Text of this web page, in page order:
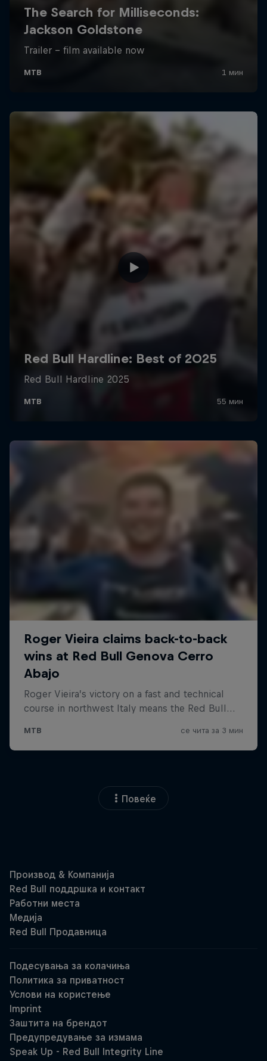
Повеќе